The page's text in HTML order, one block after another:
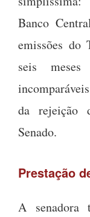
Banco
emissões do
seis
da rejeição
Senado.
Prestação
A senadora